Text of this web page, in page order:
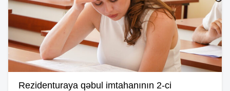
Rezidenturaya qəbul imtahanının 2-ci